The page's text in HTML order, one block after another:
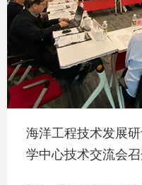
间，举办了一系列形式多
学部教职员工昂扬向上
神风貌，得到了学校的
祝建校百年暨科技成果发
年征程筑梦深蓝，勇担使
部庆祝建校百年暨科技
学部的科技创新能力和建
报》、《科技日报》、青岛
海洋工程技术发展
学中心技术交流会